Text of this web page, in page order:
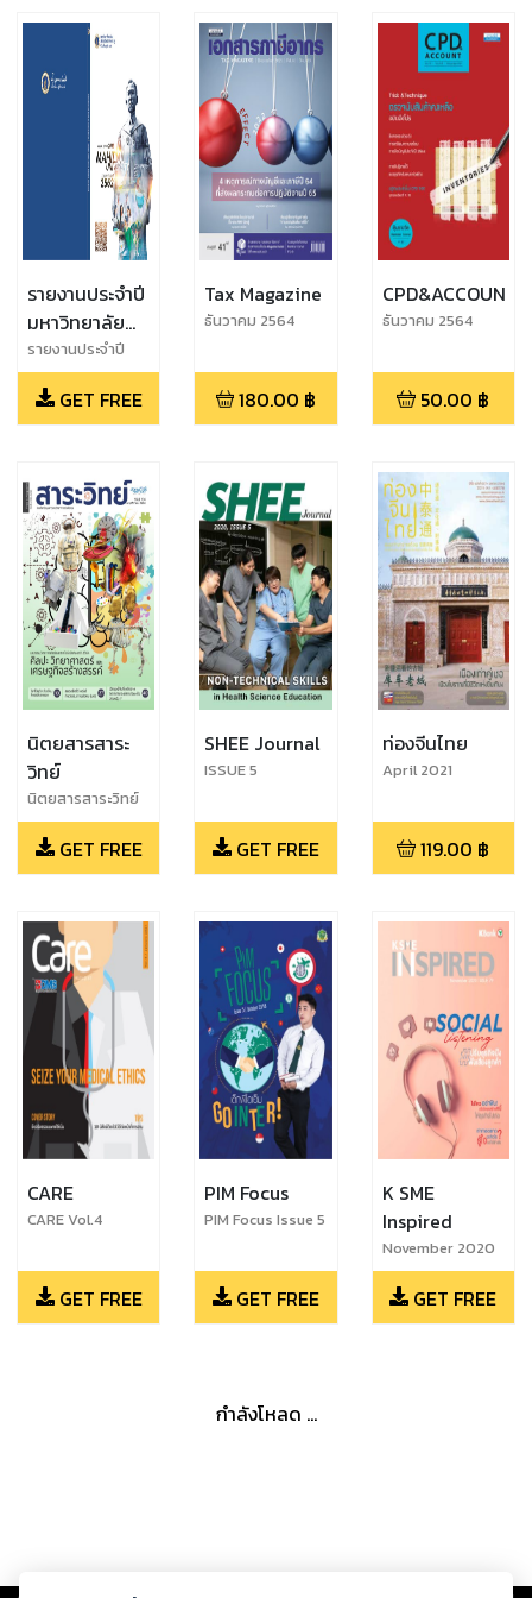
รายงานประจำปี
มหาวิทยาลัย
มหิดล
รายงานประจำปี
มหาวิทยาลัยมหิดล
ประจำปี พ.ศ.2562
GET FREE
Tax Magazine
ธันวาคม 2564
180.00 ฿
CPD&ACCOUNT
ธันวาคม 2564
50.00 ฿
นิตยสารสาระ
วิทย์
นิตยสารสาระวิทย์
ฉบับที่ 104
พฤศจิกายน 2564
GET FREE
SHEE Journal
ISSUE 5
GET FREE
ท่องจีนไทย
April 2021
119.00 ฿
CARE
CARE Vol.4
GET FREE
PIM Focus
PIM Focus Issue 5
GET FREE
K SME
Inspired
November 2020
GET FREE
กำลังโหลด ...